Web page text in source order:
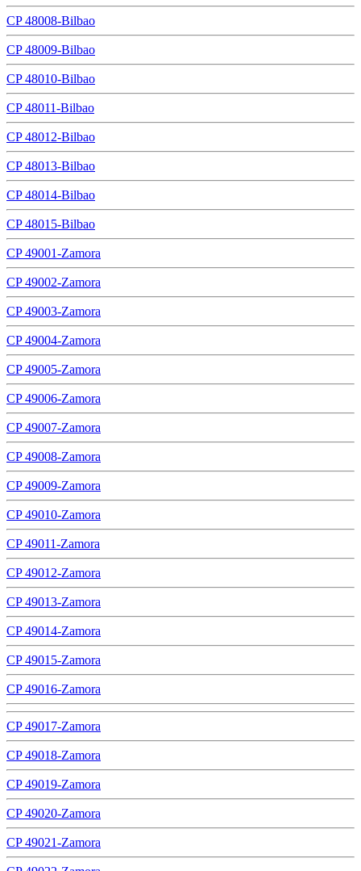
CP 48008-Bilbao
CP 48009-Bilbao
CP 48010-Bilbao
CP 48011-Bilbao
CP 48012-Bilbao
CP 48013-Bilbao
CP 48014-Bilbao
CP 48015-Bilbao
CP 49001-Zamora
CP 49002-Zamora
CP 49003-Zamora
CP 49004-Zamora
CP 49005-Zamora
CP 49006-Zamora
CP 49007-Zamora
CP 49008-Zamora
CP 49009-Zamora
CP 49010-Zamora
CP 49011-Zamora
CP 49012-Zamora
CP 49013-Zamora
CP 49014-Zamora
CP 49015-Zamora
CP 49016-Zamora
CP 49017-Zamora
CP 49018-Zamora
CP 49019-Zamora
CP 49020-Zamora
CP 49021-Zamora